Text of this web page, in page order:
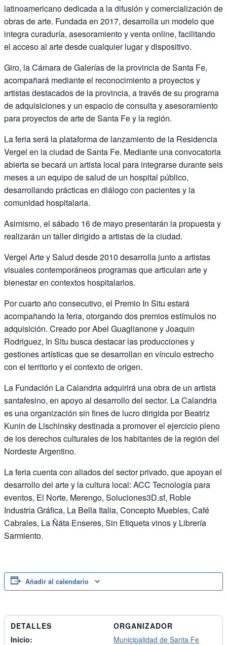
latinoamericano dedicada a la difusión y comercialización de
obras de arte. Fundada en 2017, desarrolla un modelo que
integra curaduría, asesoramiento y venta online, facilitando
el acceso al arte desde cualquier lugar y dispositivo.
Giro, la Cámara de Galerías de la provincia de Santa Fe,
acompañará mediante el reconocimiento a proyectos y
artistas destacados de la provincia, a través de su programa
de adquisiciones y un espacio de consulta y asesoramiento
para proyectos de arte de Santa Fe y la región.
La feria será la plataforma de lanzamiento de la Residencia
Vergel en la ciudad de Santa Fe. Mediante una convocatoria
abierta se becará un artista local para integrarse durante seis
meses a un equipo de salud de un hospital público,
desarrollando prácticas en diálogo con pacientes y la
comunidad hospitalaria.
Asimismo, el sábado 16 de mayo presentarán la propuesta y
realizarán un taller dirigido a artistas de la ciudad.
Vergel Arte y Salud desde 2010 desarrolla junto a artistas
visuales contemporáneos programas que articulan arte y
bienestar en contextos hospitalarios.
Por cuarto año consecutivo, el Premio In Situ estará
acompañando la feria, otorgando dos premios estímulos no
adquisición. Creado por Abel Guaglianone y Joaquin
Rodriguez, In Situ busca destacar las producciones y
gestiones artísticas que se desarrollan en vínculo estrecho
con el territorio y el contexto de origen.
La Fundación La Calandria adquirirá una obra de un artista
santafesino, en apoyo al desarrollo del sector. La Calandria
es una organización sin fines de lucro dirigida por Beatriz
Kunin de Lischinsky destinada a promover el ejercicio pleno
de los derechos culturales de los habitantes de la región del
Nordeste Argentino.
La feria cuenta con aliados del sector privado, que apoyan el
desarrollo del arte y la cultura local: ACC Tecnología para
eventos, El Norte, Merengo, Soluciones3D.sf, Roble
Industria Gráfica, La Bella Italia, Concepto Muebles, Café
Cabrales, La Ñáta Enseres, Sin Etiqueta vinos y Librería
Sarmiento.
Añadir al calendario
DETALLES
Inicio:
ORGANIZADOR
Municipalidad de Santa Fe